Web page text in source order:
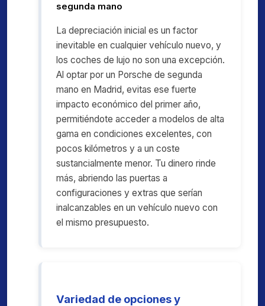
segunda mano
La depreciación inicial es un factor
inevitable en cualquier vehículo nuevo, y
los coches de lujo no son una excepción.
Al optar por un Porsche de segunda
mano en Madrid, evitas ese fuerte
impacto económico del primer año,
permitiéndote acceder a modelos de alta
gama en condiciones excelentes, con
pocos kilómetros y a un coste
sustancialmente menor. Tu dinero rinde
más, abriendo las puertas a
configuraciones y extras que serían
inalcanzables en un vehículo nuevo con
el mismo presupuesto.
Variedad de opciones y